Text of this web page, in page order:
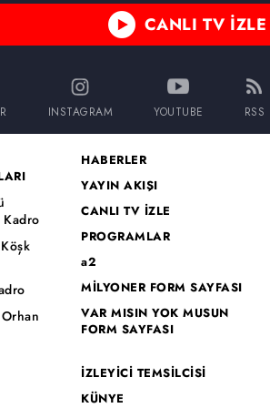
CANLI TV İZLE
INSTAGRAM YOUTUBE RSS
HABERLER
YAYIN AKIŞI
CANLI TV İZLE
PROGRAMLAR
a2
MİLYONER FORM SAYFASI
VAR MISIN YOK MUSUN
FORM SAYFASI
İZLEYİCİ TEMSİLCİSİ
KÜNYE